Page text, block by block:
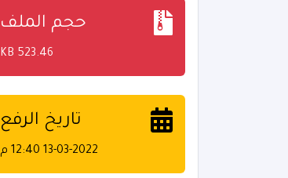
حجم الملف
523.46 KB
تاريخ الرفع
13-03-2022 12:40 م